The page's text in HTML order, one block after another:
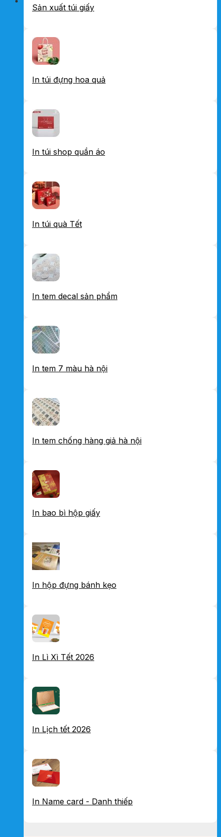
Sản xuất túi giấy
In túi đựng hoa quả
In túi shop quần áo
In túi quà Tết
In tem decal sản phẩm
In tem 7 màu hà nội
In tem chống hàng giả hà nội
In bao bì hộp giấy
In hộp đựng bánh kẹo
In Lì Xì Tết 2026
In Lịch tết 2026
In Name card - Danh thiếp